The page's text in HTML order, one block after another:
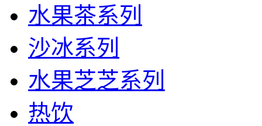
水果茶系列
沙冰系列
水果芝芝系列
热饮